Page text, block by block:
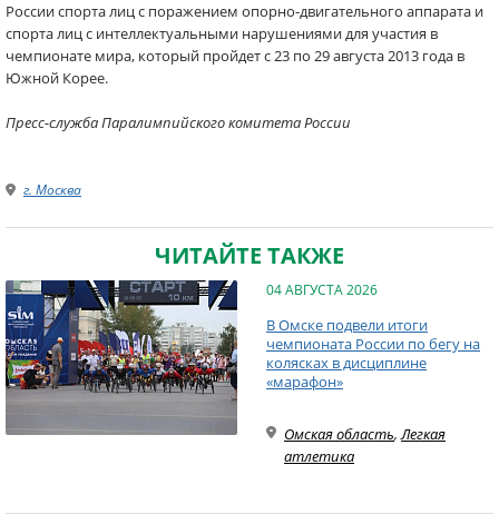
России спорта лиц с поражением опорно-двигательного аппарата и
спорта лиц с интеллектуальными нарушениями для участия в
чемпионате мира, который пройдет с 23 по 29 августа 2013 года в
Южной Корее.
Пресс-служба Паралимпийского комитета России
г. Москва
ЧИТАЙТЕ ТАКЖЕ
04 АВГУСТА 2026
В Омске подвели итоги
чемпионата России по бегу на
колясках в дисциплине
«марафон»
Омская область,Легкая
атлетика